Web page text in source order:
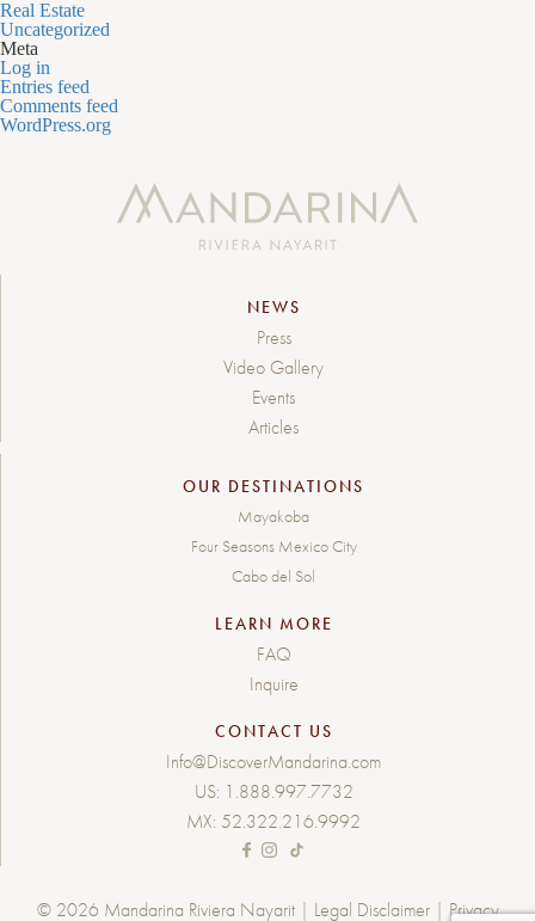
Real Estate
Uncategorized
Meta
Log in
Entries feed
Comments feed
WordPress.org
NEWS
Press
Video Gallery
Events
Articles
OUR DESTINATIONS
Mayakoba
Four Seasons Mexico City
Cabo del Sol
LEARN MORE
FAQ
Inquire
CONTACT US
Info@DiscoverMandarina.com
US: 1.888.997.7732
MX: 52.322.216.9992
© 2026 Mandarina Riviera Nayarit | Legal Disclaimer| Privacy